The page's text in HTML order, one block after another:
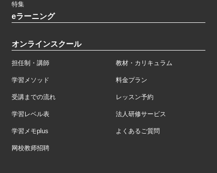
特集
eラーニング
オンラインスクール
担任制・講師 教材・カリキュラム
学習メソッド 料金プラン
受講までの流れ レッスン予約
学習レベル表 法人研修サービス
学習メモplus よくあるご質問
网校教师招聘